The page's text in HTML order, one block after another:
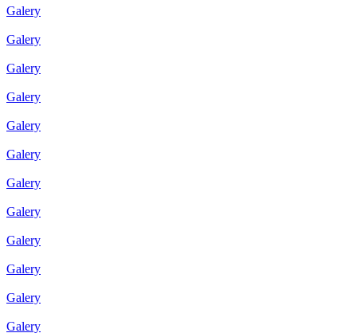
Galery
Galery
Galery
Galery
Galery
Galery
Galery
Galery
Galery
Galery
Galery
Galery